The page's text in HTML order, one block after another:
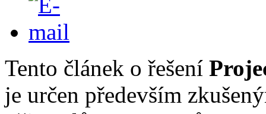
Tento článek o řešení
je určen především